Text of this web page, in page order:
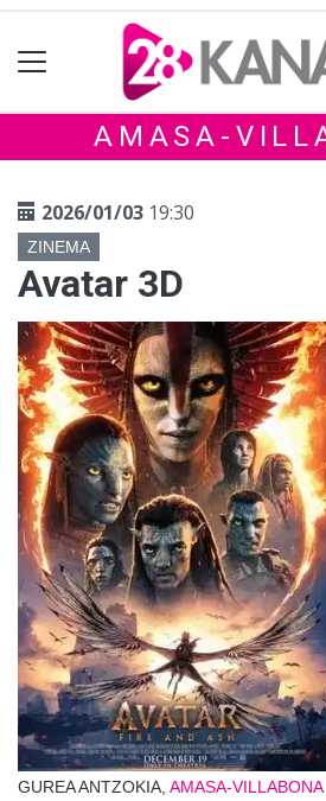
AMASA-
2026/01/03 19:30
ZINEMA
Avatar 3D
GUREA ANTZOKIA, AMASA-VILLABONA